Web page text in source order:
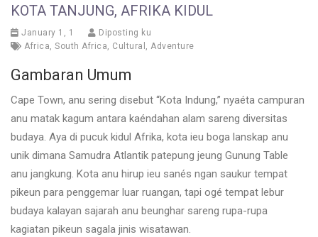
KOTA TANJUNG, AFRIKA KIDUL
January 1, 1
Diposting ku
Africa, South Africa, Cultural , Adventure
Gambaran Umum
Cape Town, anu sering disebut “Kota Indung,” nyaéta campuran
anu matak kagum antara kaéndahan alam sareng diversitas
budaya. Aya di pucuk kidul Afrika, kota ieu boga lanskap anu
unik dimana Samudra Atlantik patepung jeung Gunung Table
anu jangkung. Kota anu hirup ieu sanés ngan saukur tempat
pikeun para penggemar luar ruangan, tapi ogé tempat lebur
budaya kalayan sajarah anu beunghar sareng rupa-rupa
kagiatan pikeun sagala jinis wisatawan.